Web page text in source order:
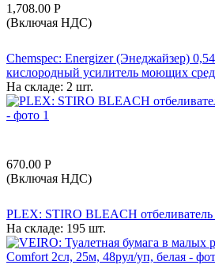
1,708.00 Р
(Включая НДС)
Chemspec: Energizer (Энеджайзер)
кислородный усилитель моющих
На складе: 2 шт.
670.00 Р
(Включая НДС)
PLEX: STIRO BLEACH
На складе: 195 шт.